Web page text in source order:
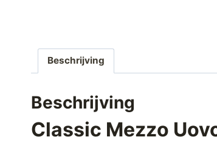
Beschrijving
Beschrijving
Classic Mezzo